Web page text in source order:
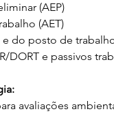
(AEP)
(AET)
e do posto de
DORT e passivos
avaliações